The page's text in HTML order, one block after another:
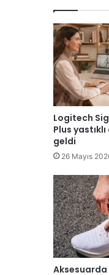
Logitech
Plus
geldi
26 Mayıs
Aksesuarda